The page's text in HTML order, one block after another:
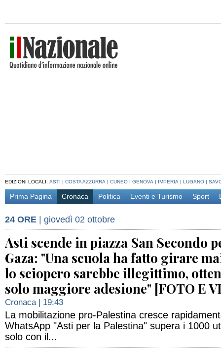
EDIZIONI LOCALI: ASTI | COSTA AZZURRA | CUNEO | GENOVA | IMPERIA | LUGANO |
Prima Pagina Cronaca Politica Eventi e Turismo Sport
24 ORE | giovedì 02 ottobre
Asti scende in piazza San Secondo
Gaza: "Una scuola ha fatto girare
lo sciopero sarebbe illegittimo,
solo maggiore adesione" [FOTO E
Cronaca| 19:43
La mobilitazione pro-Palestina cresce
WhatsApp "Asti per la Palestina" supera i 1000
solo con il...